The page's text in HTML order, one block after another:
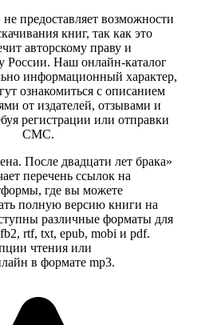
предоставляет возможности
книг, так как это
авторскому праву и
России. Наш онлайн-каталог
информационный характер,
ознакомиться с описанием
от издателей, отзывами и
регистрации или отправки
СМС.
После двадцати лет брака»
перечень ссылок на
где вы можете
полную версию книги на
различные форматы для
rtf, txt, epub, mobi и pdf.
чтения или
в формате mp3.